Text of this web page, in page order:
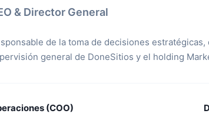
& Director General
de la toma de decisiones
general de DoneSitios y el holding
(COO)